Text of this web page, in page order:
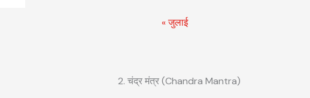
« जुलाई
2. चंद्र मंत्र (Chandra Mantra)